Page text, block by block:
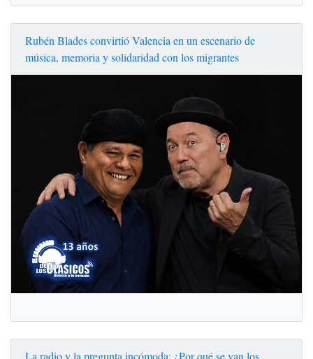
Rubén Blades convirtió Valencia en un escenario de
música, memoria y solidaridad con los migrantes
La radio y la pregunta incómoda: ¿Por qué se van los